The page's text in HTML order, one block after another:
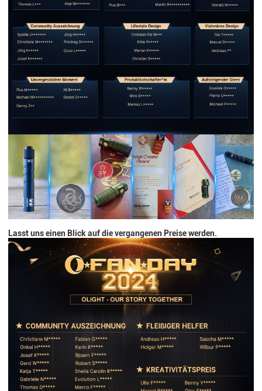
Lasst uns einen Blick auf die vergangenen Preise werden.